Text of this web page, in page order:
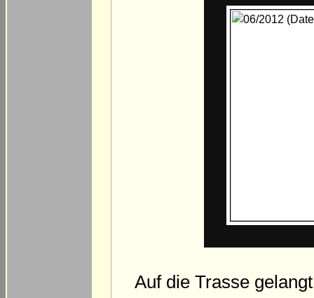
Auf die Trasse